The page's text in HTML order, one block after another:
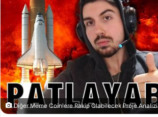
Diğer Meme Coinlere Rakip Olabilecek Proje Analizi